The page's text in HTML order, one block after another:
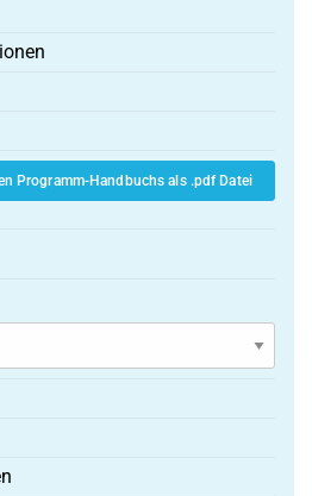
Programm-Handbuchs als .pdf Datei